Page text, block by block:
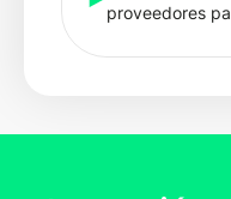
proveedores